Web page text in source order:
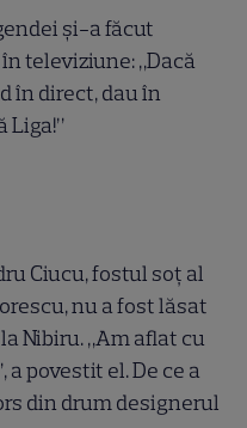
și-a făcut
televiziune: „Dacă
în direct, dau în
Liga!”
Ciucu, fostul soț al
nu a fost lăsat
Nibiru. „Am aflat cu
a povestit el. De ce a
din drum designerul